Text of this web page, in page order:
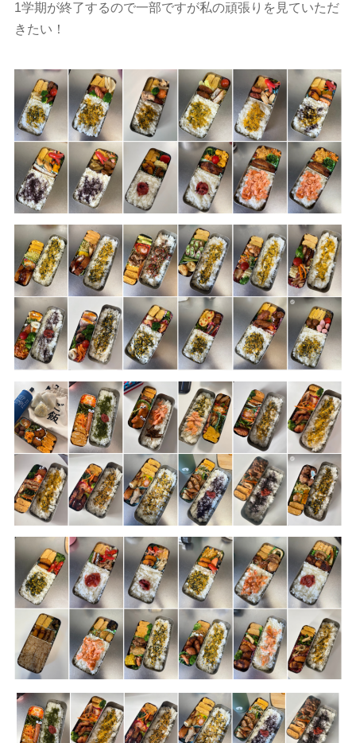
1学期が終了するので一部ですが私の頑張りを見ていただ
きたい！